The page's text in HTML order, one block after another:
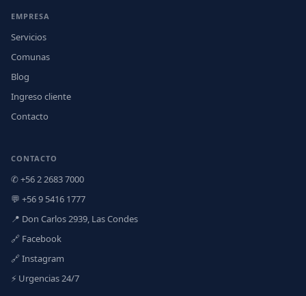
EMPRESA
Servicios
Comunas
Blog
Ingreso cliente
Contacto
CONTACTO
✆ +56 2 2683 7000
💬 +56 9 5416 1777
📍 Don Carlos 2939, Las Condes
🔗 Facebook
🔗 Instagram
⚡ Urgencias 24/7